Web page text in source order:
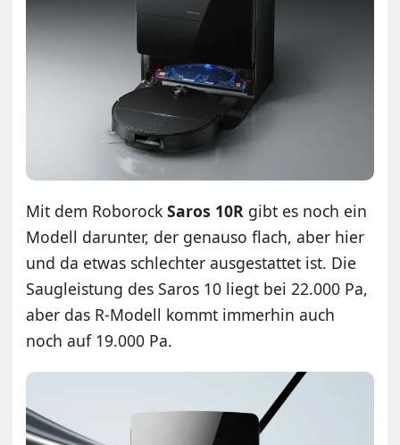
Mit dem RoborockSaros 10R gibt es noch ein
Modell darunter, der genauso flach, aber hier
und da etwas schlechter ausgestattet ist. Die
Saugleistung des Saros 10 liegt bei 22.000 Pa,
aber das R-Modell kommt immerhin auch
noch auf 19.000 Pa.